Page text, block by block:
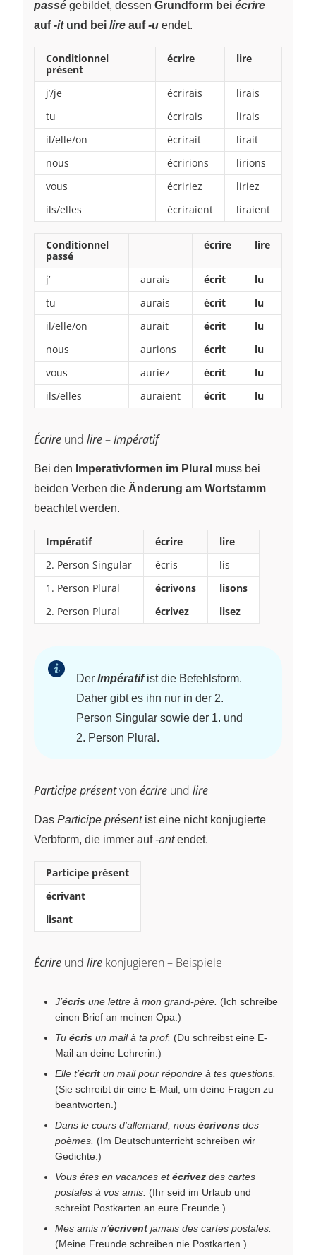
passé gebildet, dessen Grundform bei écrire
auf-itund bei lire auf-u endet.
Conditionnel
présent
écrire lire
j’/je écrirais
lirais
tu
écrirais
lirais
il/elle/on
écrirait
lirait
nous
écririons
lirions
vous
écririez
liriez
ils/elles
écriraient liraient
Conditionnel
passé
écrire lire
j’ aurais écrit
lu
tu
aurais écrit
lu
il/elle/on
aurait écrit
lu
nous
aurions écrit
lu
vous
auriez écrit
lu
ils/elles
auraient écrit lu
Écrire und lire–Impératif
Bei den Imperativformen im Plural muss bei
beiden Verben die Änderung am Wortstamm
beachtet werden.
Impératif écrire
lire
2. Person Singular
écris
lis
1. Person Plural
écrivons
lisons
2. Person Plural
écrivez lisez
Der Impératifist die Befehlsform.
Daher gibt es ihn nur in der 2.
Person Singular sowie der 1. und
2. Person Plural.
Participe présentvon écrire und lire
Das Participe présentist eine nicht konjugierte
Verbform, die immer auf -antendet.
Participe présent
écrivant
lisant
Écrire und lire konjugieren – Beispiele
J’écris une lettre à mon grand-père. (Ich schreibe
einen Brief an meinen Opa.)
Tu écris un mail à ta prof. (Du schreibst eine E-
Mail an deine Lehrerin.)
Elle t’écrit un mail pour répondre à tes questions.
(Sie schreibt dir eine E-Mail, um deine Fragen zu
beantworten.)
Dans le cours d’allemand, nous écrivons des
poèmes. (Im Deutschunterricht schreiben wir
Gedichte.)
Vous êtes en vacances etécrivez des cartes
postales à vos amis. (Ihr seid im Urlaub und
schreibt Postkarten an eure Freunde.)
Mes amis n’écrivent jamais des cartes postales.
(Meine Freunde schreiben nie Postkarten.)